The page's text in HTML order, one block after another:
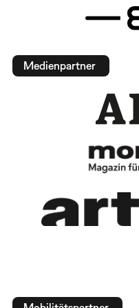
Medienpartner